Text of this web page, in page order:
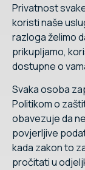
Privatnost
koristi naše
razloga želimo
prikupljamo,
dostupne o
Svaka osoba
Politikom o
obavezuje da
povjerljive
kada zakon to
pročitati u